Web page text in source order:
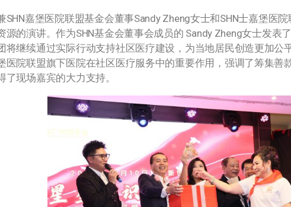
嘉堡医院联盟基金会董事Sandy Zheng女士和SHN士嘉堡医
源的演讲。作为SHN基金会董事会成员的 Sandy Zheng女士发
将继续通过实际行动支持社区医疗建设，为当地居民创造更加公
医院联盟旗下医院在社区医疗服务中的重要作用，强调了筹集
现场嘉宾的大力支持。